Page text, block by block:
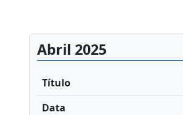
Abril 2025
Título
Data